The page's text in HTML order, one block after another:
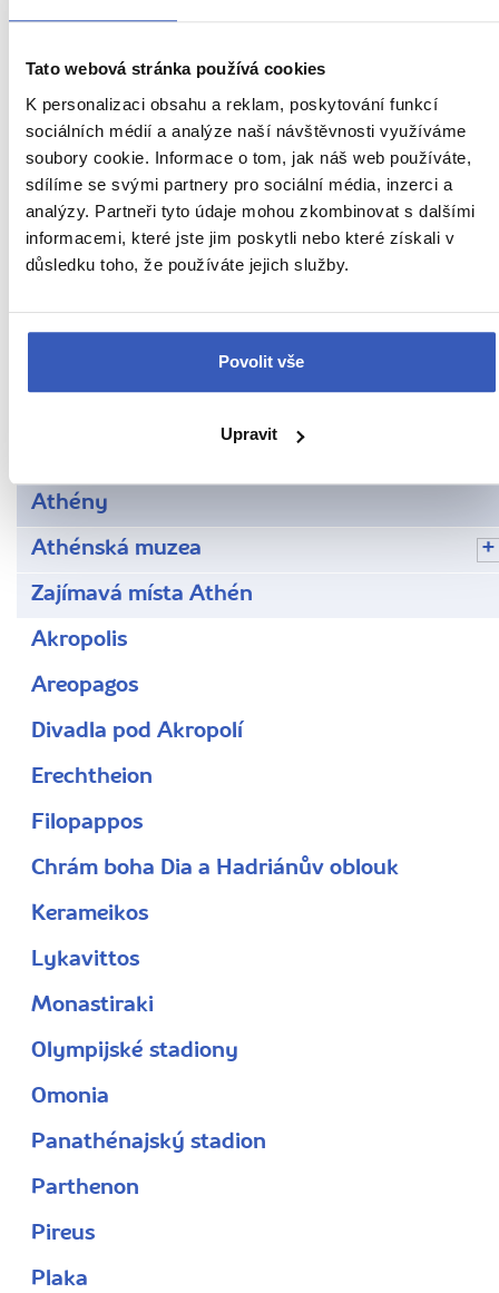
Tato webová stránka používá cookies
K personalizaci obsahu a reklam, poskytování funkcí
sociálních médií a analýze naší návštěvnosti využíváme
soubory cookie. Informace o tom, jak náš web používáte,
sdílíme se svými partnery pro sociální média, inzerci a
analýzy. Partneři tyto údaje mohou zkombinovat s dalšími
informacemi, které jste jim poskytli nebo které získali v
důsledku toho, že používáte jejich služby.
Povolit vše
Upravit
17219 přečtení
Další cestovatelská inspirace
URL
www.radynacestu.cz/magazin/kerameikos/
Řecko
Athény
Athénská muzea
Zajímavá místa Athén
Akropolis
Areopagos
Divadla pod Akropolí
Erechtheion
Filopappos
Chrám boha Dia a Hadriánův oblouk
Kerameikos
Lykavittos
Monastiraki
Olympijské stadiony
Omonia
Panathénajský stadion
Parthenon
Pireus
Plaka